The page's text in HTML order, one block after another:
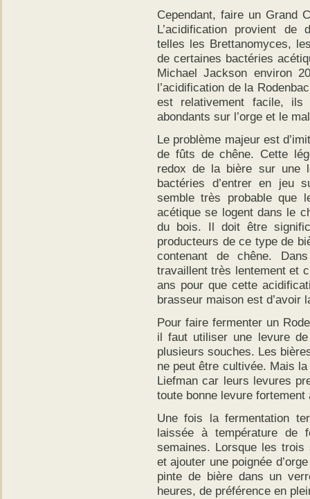
Cependant, faire un Grand
L’acidification provient de
telles les Brettanomyces,
de certaines bactéries
Michael Jackson environ
l’acidification de la
est relativement facile,
abondants sur l’orge et le
Le problème majeur est
de fûts de chêne. Cette
redox de la bière sur une
bactéries d’entrer en jeu
semble très probable que
acétique se logent dans le
du bois. Il doit être
producteurs de ce type de
contenant de chêne.
travaillent très lentement et
ans pour que cette
brasseur maison est d’avoir
Pour faire fermenter un
il faut utiliser une levure
plusieurs souches. Les
ne peut être cultivée. Mais
Liefman car leurs levures
toute bonne levure
Une fois la fermentation
laissée à température de
semaines. Lorsque les
et ajouter une poignée
pinte de bière dans un
heures, de préférence en